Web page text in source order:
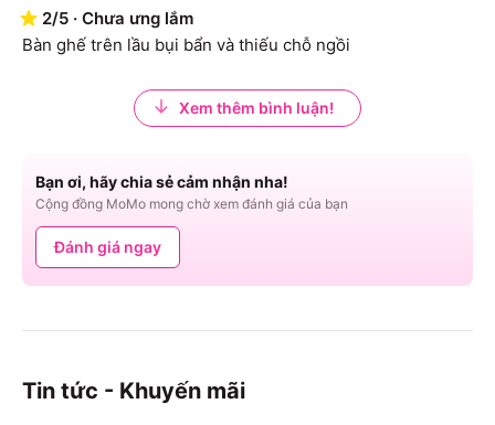
2/5 · Chưa ưng lắm
Bàn ghế trên lầu bụi bẩn và thiếu chỗ ngồi
Xem thêm bình luận!
Bạn ơi, hãy chia sẻ cảm nhận nha!
Cộng đồng MoMo mong chờ xem đánh giá của bạn
Đánh giá ngay
Tin tức - Khuyến mãi